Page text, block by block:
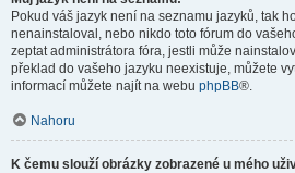
Pokud váš jazyk není na seznamu jazyků, tak
nenainstaloval, nebo nikdo toto fórum do
zeptat administrátora fóra, jestli může
překlad do vašeho jazyku neexistuje, můžete
informací můžete najít na webu phpBB®.
Nahoru
K čemu slouží obrázky zobrazené u mého